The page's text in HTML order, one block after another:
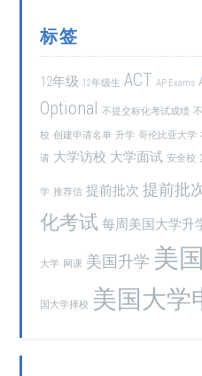
标签
12年级 12年级生 ACT AP Exams
Optional 不提交标化考试成绩
校 创建申请名单 升学 哥伦比亚大学
请 大学访校 大学面试 安全校
学 推荐信 提前批次 提前批
化考试 每周美国大学升
大学 网课 美国升学 美
国大学择校 美国大学